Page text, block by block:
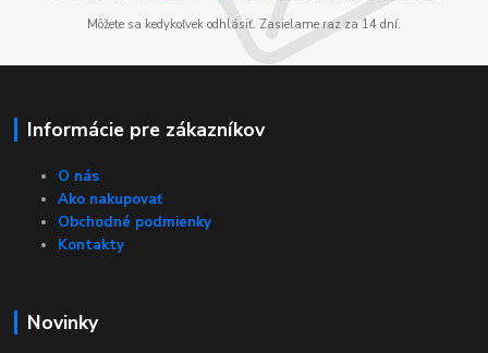
Môžete sa kedykoľvek odhlásiť. Zasielame raz za 14 dní.
Informácie pre zákazníkov
O nás
Ako nakupovať
Obchodné podmienky
Kontakty
Novinky